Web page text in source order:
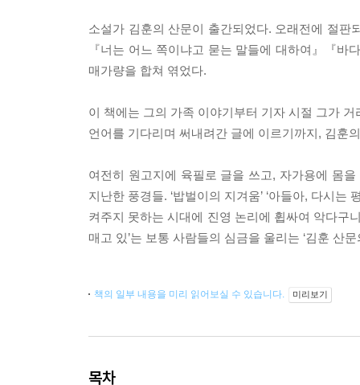
소설가 김훈의 산문이 출간되었다. 오래전에 절
『너는 어느 쪽이냐고 묻는 말들에 대하여』『
매가량을 합쳐 엮었다.
이 책에는 그의 가족 이야기부터 기자 시절 그가
언어를 기다리며 써내려간 글에 이르기까지, 김훈
여전히 원고지에 육필로 글을 쓰고, 자가용에 몸
지난한 풍경들. ‘밥벌이의 지겨움’ ‘아들아, 다시
켜주지 못하는 시대에 진영 논리에 휩싸여 악다구
매고 있’는 보통 사람들의 심금을 울리는 ‘김훈 산
책의 일부 내용을 미리 읽어보실 수 있습니다. 미리보기
목차